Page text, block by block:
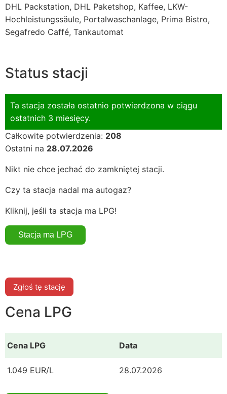
DHL Packstation, DHL Paketshop, Kaffee, LKW-
Hochleistungssäule, Portalwaschanlage, Prima Bistro,
Segafredo Caffé, Tankautomat
Status stacji
Ta stacja została ostatnio potwierdzona w ciągu
ostatnich 3 miesięcy.
Całkowite potwierdzenia: 208
Ostatni na 28.07.2026
Nikt nie chce jechać do zamkniętej stacji.
Czy ta stacja nadal ma autogaz?
Kliknij, jeśli ta stacja ma LPG!
Zgłoś tę stację
Cena LPG
Cena LPG Data
1.049 EUR/L 28.07.2026